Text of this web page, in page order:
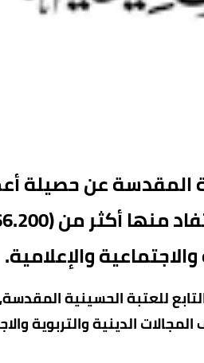
المقدسة عن حصيلة
والإعلامية.
مستفيدا، في مختلف المجالات الدينية